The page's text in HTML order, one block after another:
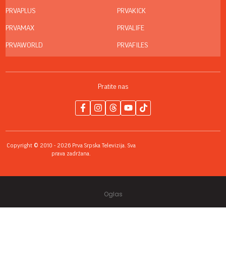
PRVAPLUS
PRVAMAX
PRVAWORLD
PRVAKICK
PRVALIFE
PRVAFILES
Pratite nas
Copyright © 2010 - 2026 Prva Srpska Televizija. Sva
prava zadržana.